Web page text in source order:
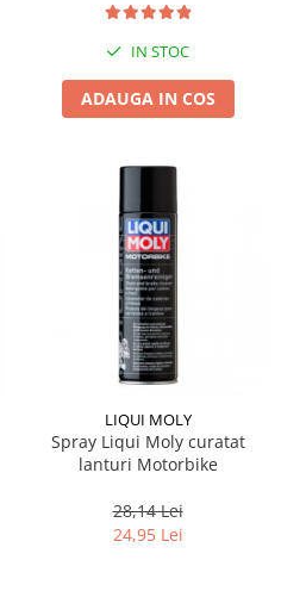
IN STOC
ADAUGA IN COS
LIQUI MOLY
Spray Liqui Moly curatat
lanturi Motorbike
28,14 Lei
24,95 Lei